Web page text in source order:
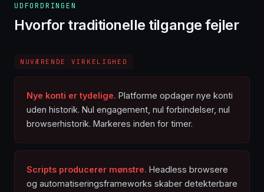
UDFORDRINGEN
Hvorfor traditionelle tilgange fejler
NUVÆRENDE VIRKELIGHED
Nye konti er tydelige. Platforme opdager nye konti
uden historik. Nul engagement, nul forbindelser, nul
browserhistorik. Markeres inden for timer.
Scripts producerer mønstre. Headless browsere
og automatiseringsframeworks skaber detekterbare